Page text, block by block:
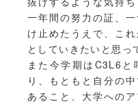
一年間の努力の証、
け止めたうえで、こ
としていきたいと思っ
また今学期はC3L6と
り、もともと自分の
あること、大学への